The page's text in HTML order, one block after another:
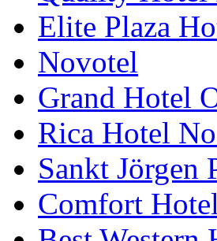
Elite Plaza
Novotel
Grand Hotel
Rica Hotel
Sankt Jörgen
Comfort